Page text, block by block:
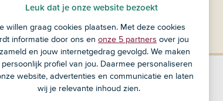
bij SNS?Ga dan naar ASN Bank .
Zakenrekening
Leuk dat je onze website bezoekt
willen graag cookies plaatsen. Met deze cookies
informatie door ons en onze 5 partners over jou
en jouw internetgedrag gevolgd. We maken
profiel van jou. Daarmee personaliseren
website, advertenties en communicatie en laten
wij je relevante inhoud zien.